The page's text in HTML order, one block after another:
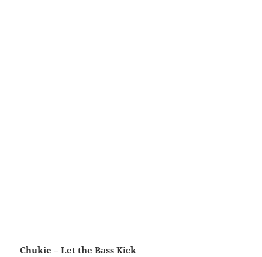
Chukie – Let the Bass Kick